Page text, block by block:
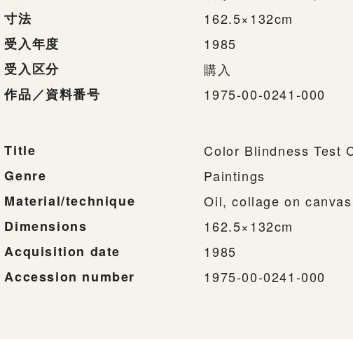
寸法
162.5×132cm
受入年度
1985
受入区分
購入
作品／資料番号
1975-00-0241-000
Title
Color Blindness Test
Genre
Paintings
Material/technique
Oil, collage on canvas
Dimensions
162.5×132cm
Acquisition date
1985
Accession number
1975-00-0241-000